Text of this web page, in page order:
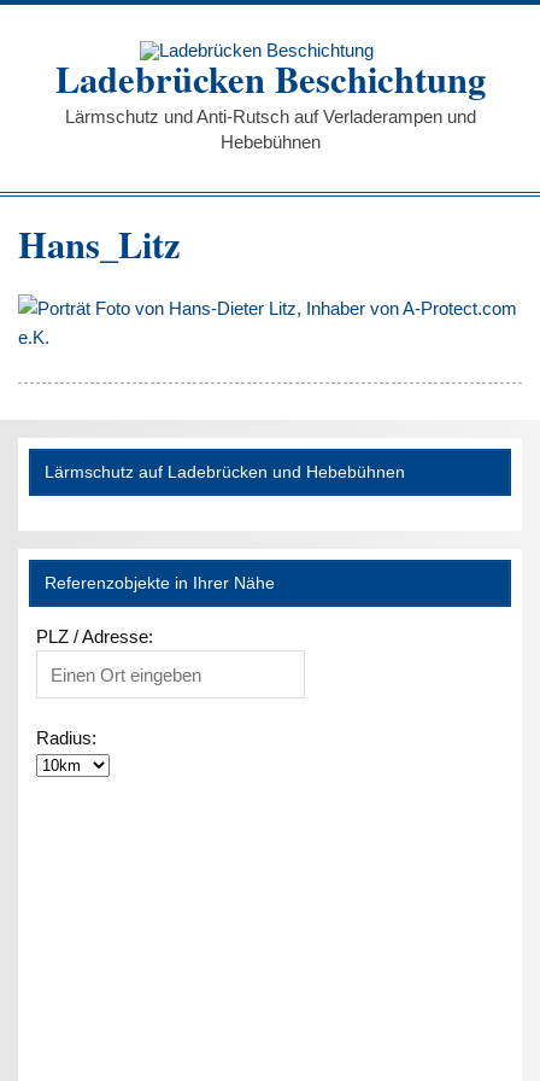
Zum
Ladebrücken Beschichtung
Lärmschutz und Anti-Rutsch auf Verladerampen und
Hebebühnen
Hans_Litz
Lärmschutz auf Ladebrücken und Hebebühnen
Referenzobjekte in Ihrer Nähe
PLZ / Adresse:
Radius: